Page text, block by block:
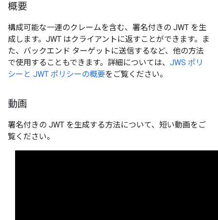
概要
構成可能な一連のクレームを含む、署名付きの JWT を生
成します。JWT はクライアントに返すことができます。ま
た、バックエンド ターゲットに送信するなど、他の方法
で使用することもできます。詳細については、 JWS ポリ
シーと JWT ポリシーの概要をご覧ください。
動画
署名付きの JWT を生成する方法について、短い動画をご
覧ください。